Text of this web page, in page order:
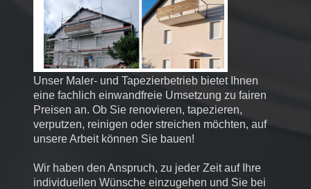
Unser Maler- und Tapezierbetrieb bietet Ihnen
eine fachlich einwandfreie Umsetzung zu fairen
Preisen an. Ob Sie renovieren, tapezieren,
verputzen, reinigen oder streichen möchten, auf
unsere Arbeit können Sie bauen!
Wir haben den Anspruch, zu jeder Zeit auf Ihre
individuellen Wünsche einzugehen und Sie bei